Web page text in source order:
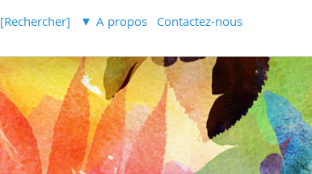
[Rechercher] A propos Contactez-nous